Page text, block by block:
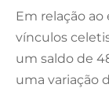
Em relação
vínculos
um saldo de
uma variação